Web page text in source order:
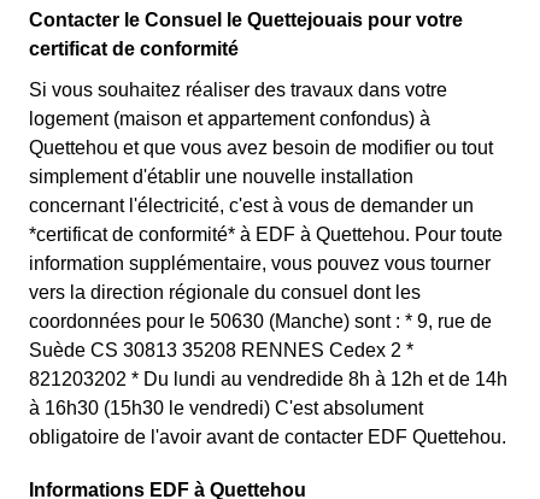
Contacter le Consuel le Quettejouais pour votre
certificat de conformité
Si vous souhaitez réaliser des travaux dans votre
logement (maison et appartement confondus) à
Quettehou et que vous avez besoin de modifier ou tout
simplement d'établir une nouvelle installation
concernant l'électricité, c'est à vous de demander un
*certificat de conformité* à EDF à Quettehou. Pour toute
information supplémentaire, vous pouvez vous tourner
vers la direction régionale du consuel dont les
coordonnées pour le 50630 (Manche) sont : * 9, rue de
Suède CS 30813 35208 RENNES Cedex 2 *
821203202 * Du lundi au vendredide 8h à 12h et de 14h
à 16h30 (15h30 le vendredi) C'est absolument
obligatoire de l'avoir avant de contacter EDF Quettehou.
Informations EDF à Quettehou